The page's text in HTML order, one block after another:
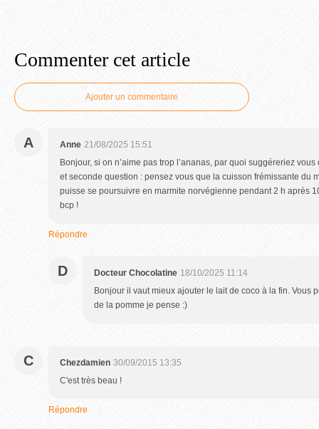
Commenter cet article
Ajouter un commentaire
A Anne 21/08/2025 15:51
Bonjour, si on n’aime pas trop l’ananas, par quoi suggéreriez
et seconde question : pensez vous que la cuisson frémissante du
puisse se poursuivre en marmite norvégienne pendant 2 h après
bcp !
Répondre
D Docteur Chocolatine 18/10/2025 11:14
Bonjour il vaut mieux ajouter le lait de coco à la fin. Vous
de la pomme je pense :)
C Chezdamien 30/09/2015 13:35
C'est très beau !
Répondre